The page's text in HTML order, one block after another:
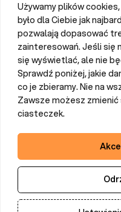
Używamy plików
było dla Ciebie jak
pozwalają dopasować
zainteresowań. Jeśli się
się wyświetlać, ale nie
Sprawdź poniżej, jakie
co je zbieramy. Nie na
Zawsze możesz
ciasteczek.